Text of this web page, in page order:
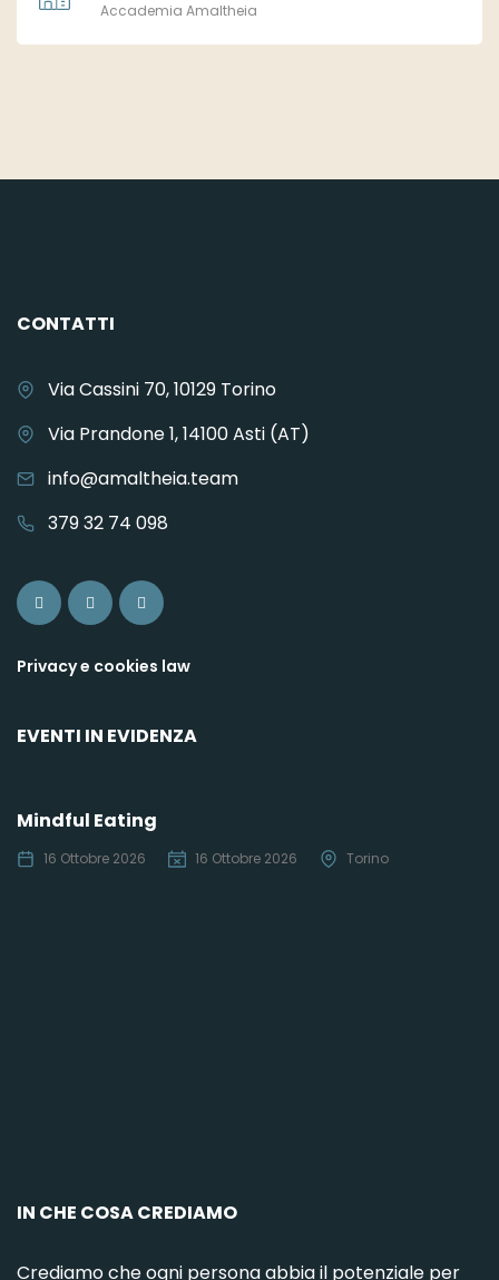
Accademia Amaltheia
CONTATTI
Via Cassini 70, 10129 Torino
Via Prandone 1, 14100 Asti (AT)
info@amaltheia.team
379 32 74 098
Privacy e cookies law
EVENTI IN EVIDENZA
Mindful Eating
16 Ottobre 2026 16 Ottobre 2026 Torino
IN CHE COSA CREDIAMO
Crediamo che ogni persona abbia il potenziale per